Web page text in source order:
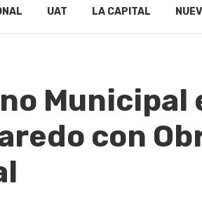
UAT LA CAPITAL
Municipal
con